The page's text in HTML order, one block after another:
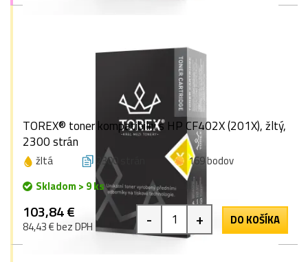
TOREX® toner kompatibilní s HP CF402X (201X), žltý,
2300 strán
žltá 2300 strán
169 bodov
Skladom > 9 ks
103,84 €
84,43 € bez DPH - + DO KOŠÍKA